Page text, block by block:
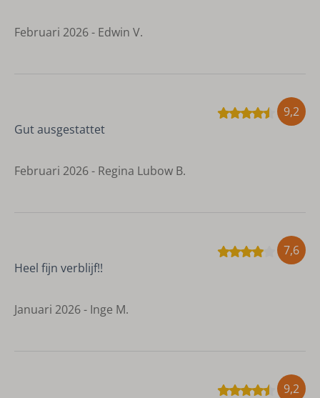
Februari 2026 - Edwin V.
9,2
Gut ausgestattet
Februari 2026 - Regina Lubow B.
7,6
Heel fijn verblijf!!
Januari 2026 - Inge M.
9,2